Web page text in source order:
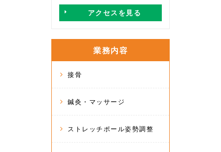
アクセスを見る
業務内容
接骨
鍼灸・マッサージ
ストレッチポール姿勢調整